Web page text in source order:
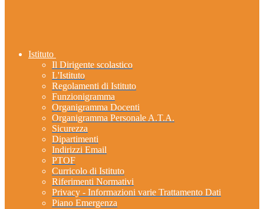
Istituto
Il Dirigente scolastico
L'Istituto
Regolamenti di Istituto
Funzionigramma
Organigramma Docenti
Organigramma Personale A.T.A.
Sicurezza
Dipartimenti
Indirizzi Email
PTOF
Curricolo di Istituto
Riferimenti Normativi
Privacy - Informazioni varie Trattamento Dati
Piano Emergenza